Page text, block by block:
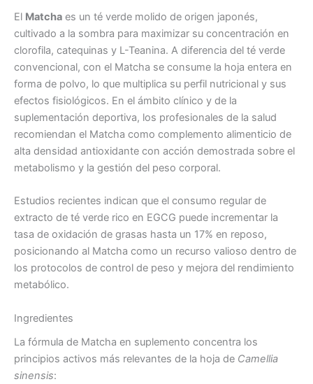
El Matcha es un té verde molido de origen japonés,
cultivado a la sombra para maximizar su concentración en
clorofila, catequinas y L-Teanina. A diferencia del té verde
convencional, con el Matcha se consume la hoja entera en
forma de polvo, lo que multiplica su perfil nutricional y sus
efectos fisiológicos. En el ámbito clínico y de la
suplementación deportiva, los profesionales de la salud
recomiendan el Matcha como complemento alimenticio de
alta densidad antioxidante con acción demostrada sobre el
metabolismo y la gestión del peso corporal.
Estudios recientes indican que el consumo regular de
extracto de té verde rico en EGCG puede incrementar la
tasa de oxidación de grasas hasta un 17% en reposo,
posicionando al Matcha como un recurso valioso dentro de
los protocolos de control de peso y mejora del rendimiento
metabólico.
Ingredientes
La fórmula de Matcha en suplemento concentra los
principios activos más relevantes de la hoja de Camellia
sinensis: